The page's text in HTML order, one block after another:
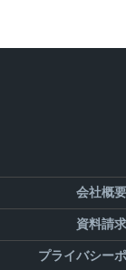
会社概要
資料請求
プライバシー